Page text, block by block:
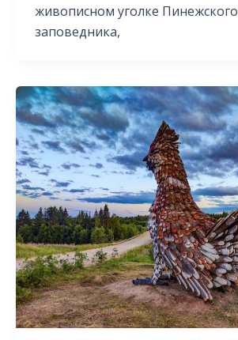
живописном уголке Пинежского
заповедника,